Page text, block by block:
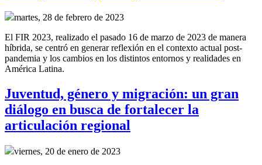
martes, 28 de febrero de 2023
El FIR 2023, realizado el pasado 16 de marzo de 2023 de manera
híbrida, se centró en generar reflexión en el contexto actual post-
pandemia y los cambios en los distintos entornos y realidades en
América Latina.
Juventud, género y migración: un gran
diálogo en busca de fortalecer la
articulación regional
viernes, 20 de enero de 2023